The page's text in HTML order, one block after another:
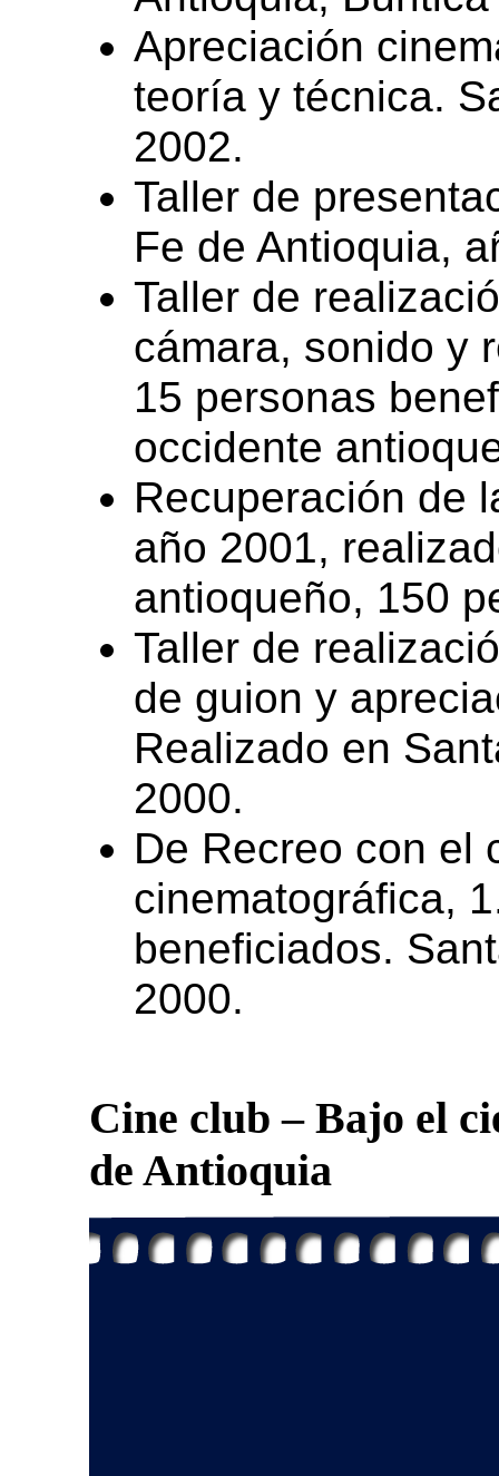
Apreciación
teoría y técnica.
2002.
Taller de
Fe de Antioquia,
Taller de
cámara, sonido y
15 personas
occidente
Recuperación de
año 2001,
antioqueño, 150
Taller de
de guion y
Realizado en
2000.
De Recreo con el
cinematográfica,
beneficiados.
2000.
Cine club – Bajo el
de Antioquia